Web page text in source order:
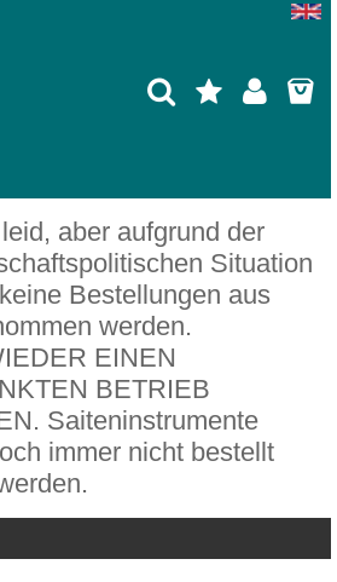
aber aufgrund der
Situation
Bestellungen aus
werden.
EINEN
BETRIEB
Saiteninstrumente
immer nicht bestellt